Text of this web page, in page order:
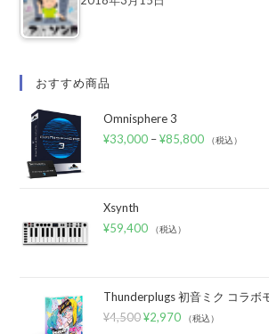
おすすめ商品
Omnisphere 3
¥33,000 –¥85,800 （税込）
Xsynth
¥59,400 （税込）
Thunderplugs 初音ミク コラボ
¥4,500 ¥2,970 （税込）